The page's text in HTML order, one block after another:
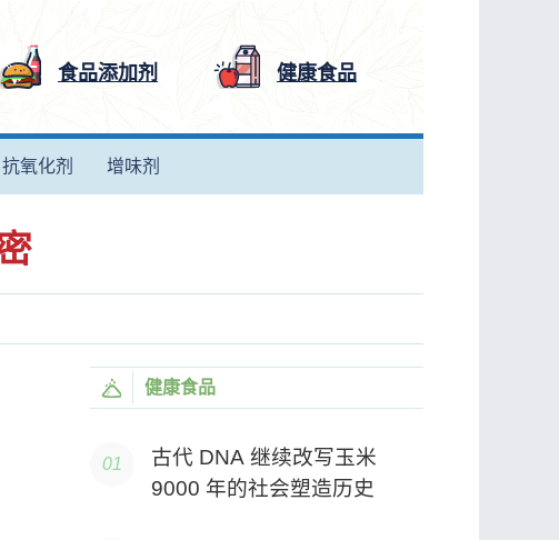
食品添加剂 健康食品
抗氧化剂 增味剂
健康食品
古代 DNA 继续改写玉米
9000 年的社会塑造历史